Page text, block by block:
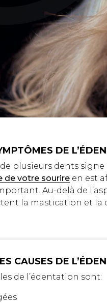
DE
de plusieurs dents
de votre sourire en est
Au-delà de
la mastication et la
CAUSES DE
de l’édentation sont: